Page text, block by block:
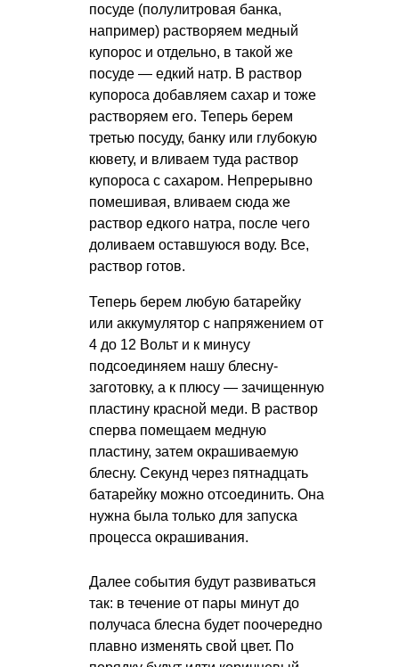
посуде (полулитровая банка,
например) растворяем медный
купорос и отдельно, в такой же
посуде — едкий натр. В раствор
купороса добавляем сахар и тоже
растворяем его. Теперь берем
третью посуду, банку или глубокую
кювету, и вливаем туда раствор
купороса с сахаром. Непрерывно
помешивая, вливаем сюда же
раствор едкого натра, после чего
доливаем оставшуюся воду. Все,
раствор готов.
Теперь берем любую батарейку
или аккумулятор с напряжением от
4 до 12 Вольт и к минусу
подсоединяем нашу блесну-
заготовку, а к плюсу — зачищенную
пластину красной меди. В раствор
сперва помещаем медную
пластину, затем окрашиваемую
блесну. Секунд через пятнадцать
батарейку можно отсоединить. Она
нужна была только для запуска
процесса окрашивания.
Далее события будут развиваться
так: в течение от пары минут до
получаса блесна будет поочередно
плавно изменять свой цвет. По